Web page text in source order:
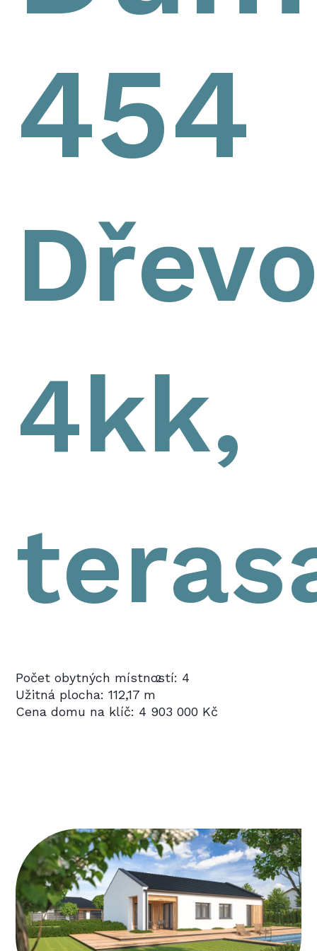
454
4kk,
Počet obytných místností: 4
Užitná plocha: 112,17 m
2
Cena domu na klíč: 4 903 000 Kč